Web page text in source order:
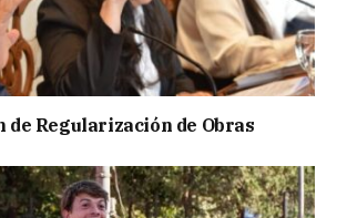
de Regularización de Obras